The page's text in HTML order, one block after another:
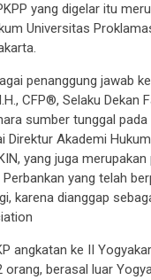
yang digelar itu
Universitas
penanggung jawab
CFP®, Selaku
sumber tunggal pada
Direktur Akademi
yang juga
Perbankan yang telah
karena dianggap
angkatan ke II
orang, berasal luar